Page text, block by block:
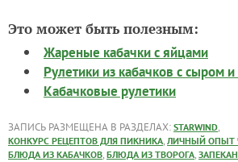
Это может быть полезным:
Жареные кабачки с яйцами
Рулетики из кабачков с сыром
Кабачковые рулетики
ЗАПИСЬ РАЗМЕЩЕНА В РАЗДЕЛАХ: STARWIND,
КОНКУРС РЕЦЕПТОВ ДЛЯ ПИКНИКА, ЛИЧНЫЙ ОПЫТ
БЛЮДА ИЗ КАБАЧКОВ, БЛЮДА ИЗ ТВОРОГА,